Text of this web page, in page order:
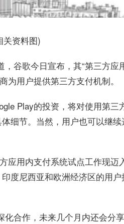
关资料图)
谷歌今日宣布，其“第三方应
为用户提供第三方支付机制。
Play的投资，将对使用第三
细节。当然，用户也可以继
应用内支付系统试点工作现
度尼西亚和欧洲经济区的用
合作，未来几个月内还会分